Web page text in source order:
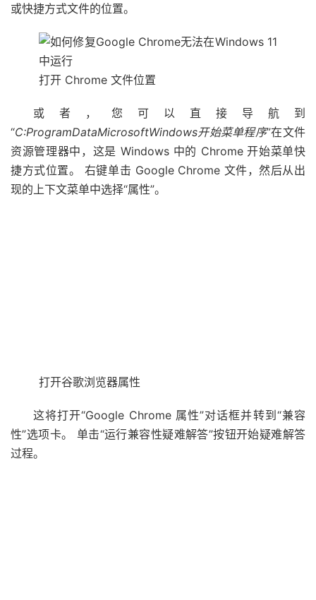
或快捷方式文件的位置。
打开 Chrome 文件位置
或者，您可以直接导航到
“C:ProgramDataMicrosoftWindows开始菜单程序”在文件
资源管理器中，这是 Windows 中的 Chrome 开始菜单快
捷方式位置。 右键单击 Google Chrome 文件，然后从出
现的上下文菜单中选择“属性”。
打开谷歌浏览器属性
这将打开“Google Chrome 属性”对话框并转到“兼容
性”选项卡。 单击“运行兼容性疑难解答”按钮开始疑难解答
过程。